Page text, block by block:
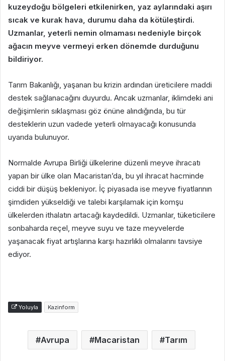
kuzeydoğu bölgeleri etkilenirken, yaz aylarındaki aşırı
sıcak ve kurak hava, durumu daha da kötüleştirdi.
Uzmanlar, yeterli nemin olmaması nedeniyle birçok
ağacın meyve vermeyi erken dönemde durduğunu
bildiriyor.
Tarım Bakanlığı, yaşanan bu krizin ardından üreticilere maddi
destek sağlanacağını duyurdu. Ancak uzmanlar, iklimdeki ani
değişimlerin sıklaşması göz önüne alındığında, bu tür
desteklerin uzun vadede yeterli olmayacağı konusunda
uyarıda bulunuyor.
Normalde Avrupa Birliği ülkelerine düzenli meyve ihracatı
yapan bir ülke olan Macaristan’da, bu yıl ihracat hacminde
ciddi bir düşüş bekleniyor. İç piyasada ise meyve fiyatlarının
şimdiden yükseldiği ve talebi karşılamak için komşu
ülkelerden ithalatın artacağı kaydedildi. Uzmanlar, tüketicilere
sonbaharda reçel, meyve suyu ve taze meyvelerde
yaşanacak fiyat artışlarına karşı hazırlıklı olmalarını tavsiye
ediyor.
Yoluyla Kazinform
Avrupa Macaristan Tarım